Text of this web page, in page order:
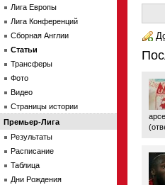
(
Лига Европы
Лига Конференций
Сборная Англии
Статьи
Трансферы
Фото
Видео
Страницы истории
Премьер-Лига
Результаты
Расписание
Таблица
Дни Рождения